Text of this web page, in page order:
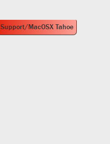
Support/MacOSX Tahoe